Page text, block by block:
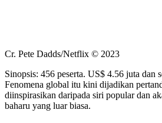
Cr. Pete Dadds/Netflix © 2023
Sinopsis: 456 peserta. US$ 4.56 juta dan
Fenomena global itu kini dijadikan
diinspirasikan daripada siri popular dan
baharu yang luar biasa.